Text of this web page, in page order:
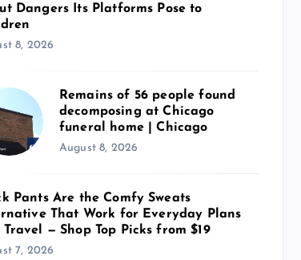
Dangers Its Platforms Pose to
8, 2026
Remains of 56 people found
decomposing at Chicago
funeral home | Chicago
August 8, 2026
Pants Are the Comfy Sweats
That Work for Everyday Plans
— Shop Top Picks from $19
7, 2026